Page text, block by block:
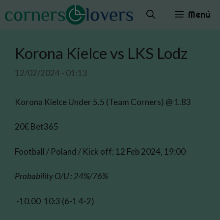
al
Menú
Korona Kielce vs LKS Lodz
12/02/2024 - 01:13
Korona Kielce Under 5.5 (Team Corners) @ 1.83
20€ Bet365
Football / Poland / Kick off: 12 Feb 2024, 19:00
Probability O/U : 24%/76%
-10.00 10:3 (6-1 4-2)